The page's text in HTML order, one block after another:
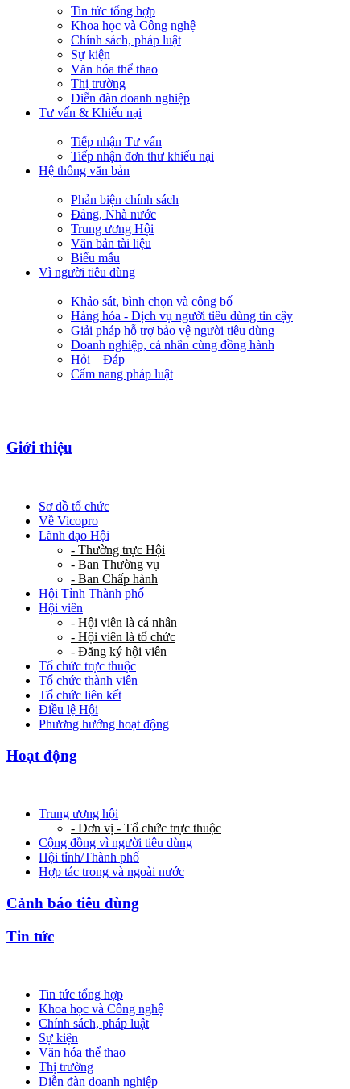
Tin tức tổng hợp
Khoa học và Công nghệ
Chính sách, pháp luật
Sự kiện
Văn hóa thể thao
Thị trường
Diễn đàn doanh nghiệp
Tư vấn & Khiếu nại
Tiếp nhận Tư vấn
Tiếp nhận đơn thư khiếu nại
Hệ thống văn bản
Phản biện chính sách
Đảng, Nhà nước
Trung ương Hội
Văn bản tài liệu
Biểu mẫu
Vì người tiêu dùng
Khảo sát, bình chọn và công bố
Hàng hóa - Dịch vụ người tiêu dùng tin cậy
Giải pháp hỗ trợ bảo vệ người tiêu dùng
Doanh nghiệp, cá nhân cùng đồng hành
Hỏi – Đáp
Cẩm nang pháp luật
Giới thiệu
Sơ đồ tổ chức
Về Vicopro
Lãnh đạo Hội
- Thường trực Hội
- Ban Thường vụ
- Ban Chấp hành
Hội Tỉnh Thành phố
Hội viên
- Hội viên là cá nhân
- Hội viên là tổ chức
- Đăng ký hội viên
Tổ chức trực thuộc
Tổ chức thành viên
Tổ chức liên kết
Điều lệ Hội
Phương hướng hoạt động
Hoạt động
Trung ương hội
- Đơn vị - Tổ chức trực thuộc
Cộng đồng vì người tiêu dùng
Hội tỉnh/Thành phố
Hợp tác trong và ngoài nước
Cảnh báo tiêu dùng
Tin tức
Tin tức tổng hợp
Khoa học và Công nghệ
Chính sách, pháp luật
Sự kiện
Văn hóa thể thao
Thị trường
Diễn đàn doanh nghiệp